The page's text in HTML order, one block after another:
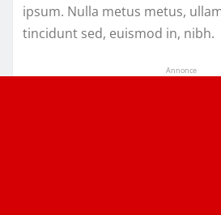
ipsum. Nulla metus metus,
tincidunt sed, euismod in, nibh.
Annonce